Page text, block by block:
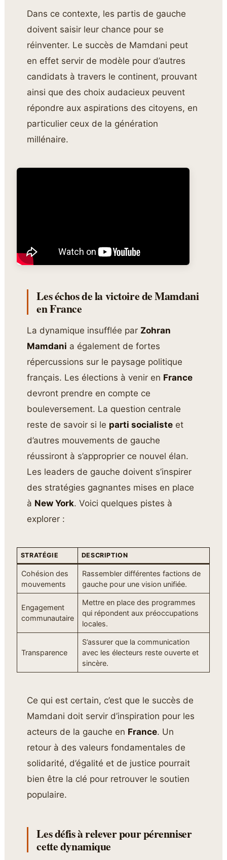
Dans ce contexte, les partis de gauche
doivent saisir leur chance pour se
réinventer. Le succès de Mamdani peut
en effet servir de modèle pour d’autres
candidats à travers le continent, prouvant
ainsi que des choix audacieux peuvent
répondre aux aspirations des citoyens, en
particulier ceux de la génération
millénaire.
Les échos de la victoire de Mamdani
en France
La dynamique insufflée par Zohran
Mamdani a également de fortes
répercussions sur le paysage politique
français. Les élections à venir en France
devront prendre en compte ce
bouleversement. La question centrale
reste de savoir si le parti socialiste et
d’autres mouvements de gauche
réussiront à s’approprier ce nouvel élan.
Les leaders de gauche doivent s’inspirer
des stratégies gagnantes mises en place
à New York. Voici quelques pistes à
explorer :
STRATÉGIE DESCRIPTION
Cohésion des
mouvements
Rassembler différentes factions de
gauche pour une vision unifiée.
Engagement
communautaire
Mettre en place des programmes
qui répondent aux préoccupations
locales.
Transparence
S’assurer que la communication
avec les électeurs reste ouverte et
sincère.
Ce qui est certain, c’est que le succès de
Mamdani doit servir d’inspiration pour les
acteurs de la gauche en France. Un
retour à des valeurs fondamentales de
solidarité, d’égalité et de justice pourrait
bien être la clé pour retrouver le soutien
populaire.
Les défis à relever pour pérenniser
cette dynamique